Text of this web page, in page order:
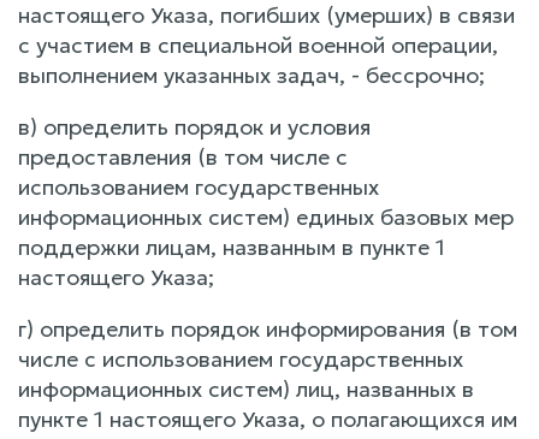
настоящего Указа, погибших (умерших) в связи
с участием в специальной военной операции,
выполнением указанных задач, - бессрочно;
в) определить порядок и условия
предоставления (в том числе с
использованием государственных
информационных систем) единых базовых мер
поддержки лицам, названным в пункте 1
настоящего Указа;
г) определить порядок информирования (в том
числе с использованием государственных
информационных систем) лиц, названных в
пункте 1 настоящего Указа, о полагающихся им